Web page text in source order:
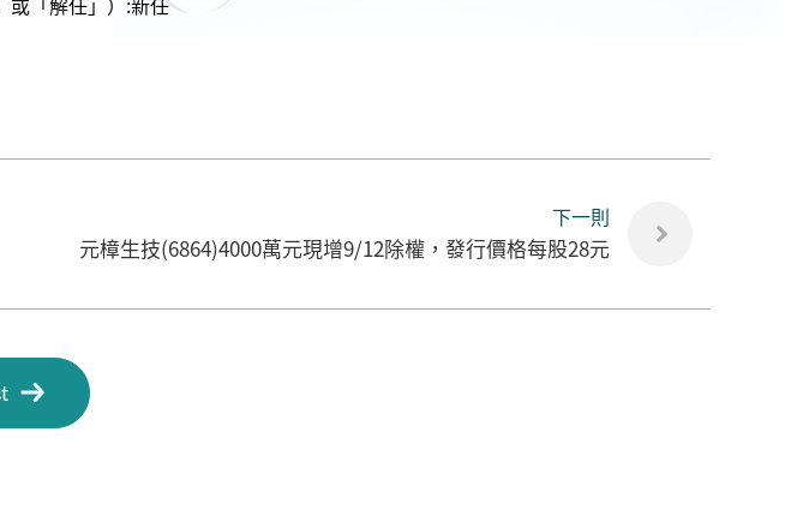
下一則
元樟生技(6864)4000萬元現增9/12除權，發行價格每股28元